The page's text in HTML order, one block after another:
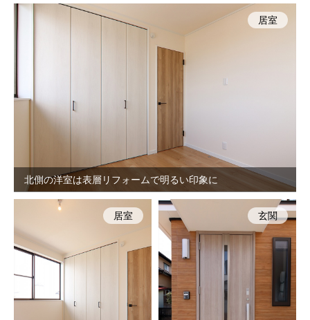
北側の洋室は表層リフォームで明るい印象に
居室
居室 玄関